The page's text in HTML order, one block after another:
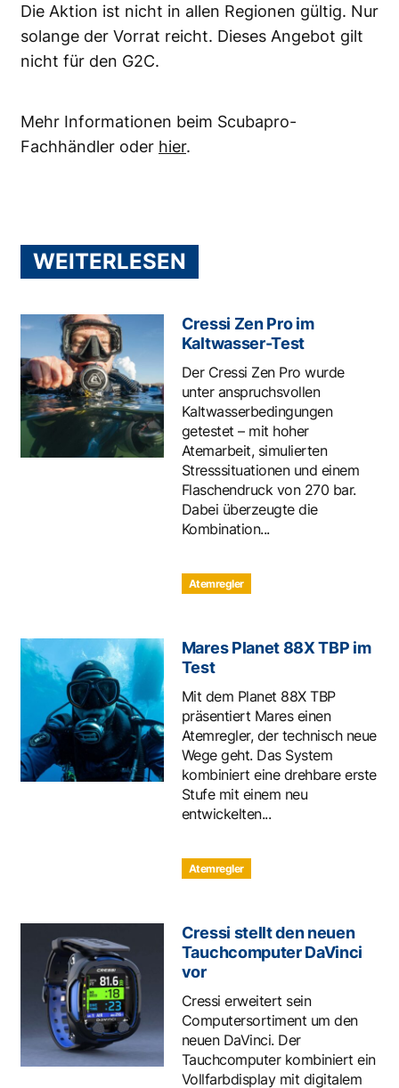
Die Aktion ist nicht in allen Regionen gültig. Nur
solange der Vorrat reicht. Dieses Angebot gilt
nicht für den G2C.
Mehr Informationen beim Scubapro-
Fachhändler oder hier.
WEITERLESEN
Cressi Zen Pro im
Kaltwasser-Test
Der Cressi Zen Pro wurde
unter anspruchsvollen
Kaltwasserbedingungen
getestet – mit hoher
Atemarbeit, simulierten
Stresssituationen und einem
Flaschendruck von 270 bar.
Dabei überzeugte die
Kombination...
Atemregler
Mares Planet 88X TBP im
Test
Mit dem Planet 88X TBP
präsentiert Mares einen
Atemregler, der technisch neue
Wege geht. Das System
kombiniert eine drehbare erste
Stufe mit einem neu
entwickelten...
Atemregler
Cressi stellt den neuen
Tauchcomputer DaVinci
vor
Cressi erweitert sein
Computersortiment um den
neuen DaVinci. Der
Tauchcomputer kombiniert ein
Vollfarbdisplay mit digitalem